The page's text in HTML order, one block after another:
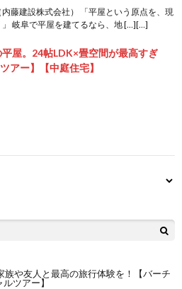
藤建設株式会社） 「平屋という原点を、現
岐阜で平屋を建てるなら、地 […][…]
屋。24帖LDK×畳空間が最高すぎ
アー】【中庭住宅】
族や友人と最高の旅行体験を！【バーチ
ルツアー】